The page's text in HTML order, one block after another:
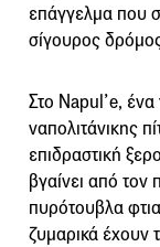
επάγγελμα που
σίγουρος
Στο Napul’e, ένα
ναπολιτάνικης
επιδραστική
βγαίνει από
πυρότουβλα
ζυμαρικά έχουν